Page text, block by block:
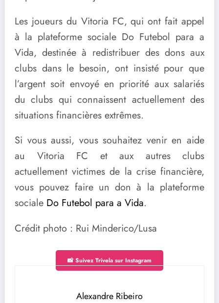
Les joueurs du Vitoria FC, qui ont fait appel
à la plateforme sociale Do Futebol para a
Vida, destinée à redistribuer des dons aux
clubs dans le besoin, ont insisté pour que
l’argent soit envoyé en priorité aux salariés
du clubs qui connaissent actuellement des
situations financières extrêmes.
Si vous aussi, vous souhaitez venir en aide
au Vitoria FC et aux autres clubs
actuellement victimes de la crise financière,
vous pouvez faire un don à la plateforme
sociale Do Futebol para a Vida.
Crédit photo : Rui Minderico/Lusa
📸 Suivez Trivela sur Instagram
Alexandre Ribeiro